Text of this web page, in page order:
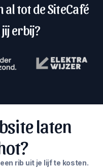
al tot de SiteCafé
erbij?
laten
rib uit je lijf te kosten.